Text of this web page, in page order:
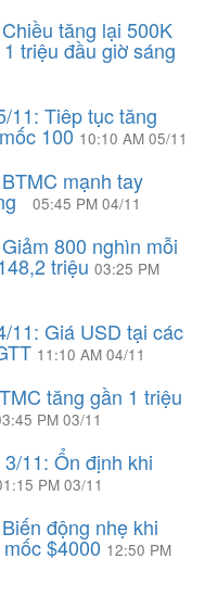
tăng lại 500K
triệu đầu giờ sáng
11: Tiêp tục tăng
100 10:10 AM 05/11
mạnh tay
05:45 PM 04/11
800 nghìn mỗi
triệu 03:25 PM
11: Giá USD tại các
11:10 AM 04/11
tăng gần 1 triệu
PM 03/11
11: Ổn định khi
PM 03/11
động nhẹ khi
$4000 12:50 PM